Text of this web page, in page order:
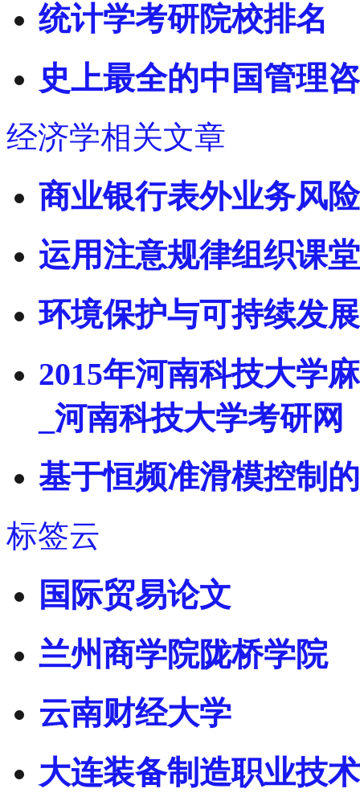
统计学考研院校排名
史上最全的中国管理
经济学相关文章
商业银行表外业务风
运用注意规律组织课
环境保护与可持续发
2015年河南科技大学
_河南科技大学考研网
基于恒频准滑模控制
标签云
国际贸易论文
兰州商学院陇桥学院
云南财经大学
大连装备制造职业技